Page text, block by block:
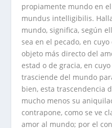
propiamente mundo en
mundus intelligibilis.
mundo, significa, según
sea en el pecado, en
objeto más directo del
estad o de gracia, en
trasciende del mundo
bien, esta trascendencia
mucho menos su
contrapone, como se ve
amor al mundo; por el